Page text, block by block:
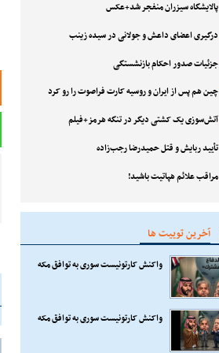
پالایشگاه سیزران منفجر شد+عکس
درگیری اعضای داعش و جولانی در سیده زینب
جزئیات صدور احکام بازنشستگی
چین هم پس از ایران و روسیه کارت فراصوت را رو کرد
آتش‌سوزی یک کشتی دیگر در تنگه هرمز+فیلم
تأیید ربایش و قتل حمیدرضا رجب‌زاده
مراقب علائم هپاتیت باشید!
آخرین توییت ها
واکنش کارتونیست سوری به توافق مکه
واکنش کارتونیست سوری به توافق مکه